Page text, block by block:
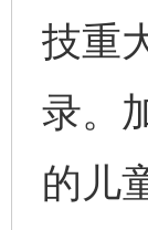
技重
录。
的儿